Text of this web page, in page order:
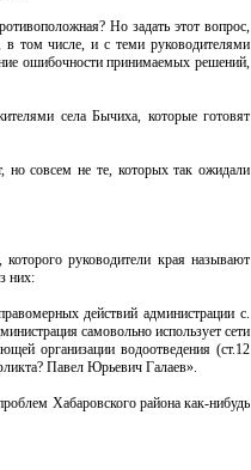
Но задать этот вопрос,
том числе, и с теми руководителями
ошибочности принимаемых решений,
села Бычиха, которые готовят
но совсем не те, которых так ожидали
руководители края называют
них:
действий администрации с.
самовольно использует сети
организации водоотведения (ст.12
Павел Юрьевич Галаев».
Хабаровского района как-нибудь